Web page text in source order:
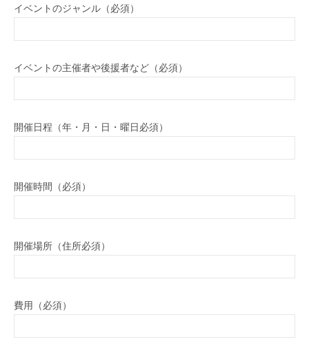
イベントのジャンル（必須）
イベントの主催者や後援者など（必須）
開催日程（年・月・日・曜日必須）
開催時間（必須）
開催場所（住所必須）
費用（必須）